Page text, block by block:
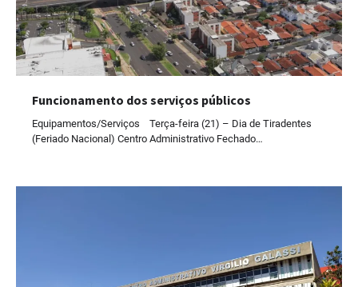
Funcionamento dos serviços públicos
Equipamentos/Serviços Terça-feira (21) – Dia de Tiradentes
(Feriado Nacional) Centro Administrativo Fechado…